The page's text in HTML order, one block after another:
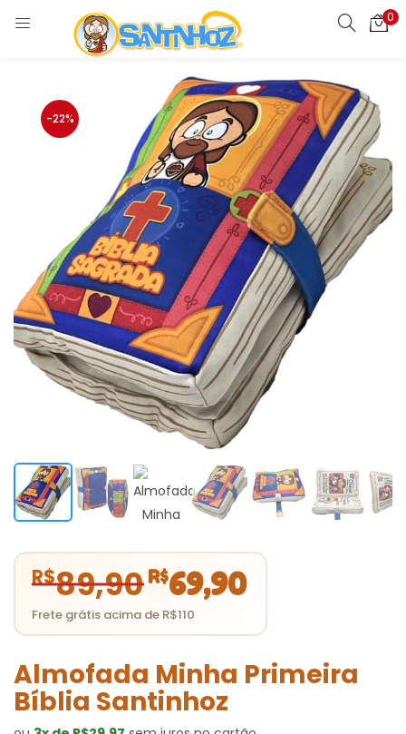
0
-22%
Almofada Minha Primeira
Bíblia Santinhoz
R$89,90 O
preço
original
era:
R$89,90.
R$69,90O
preço
R$69,90.